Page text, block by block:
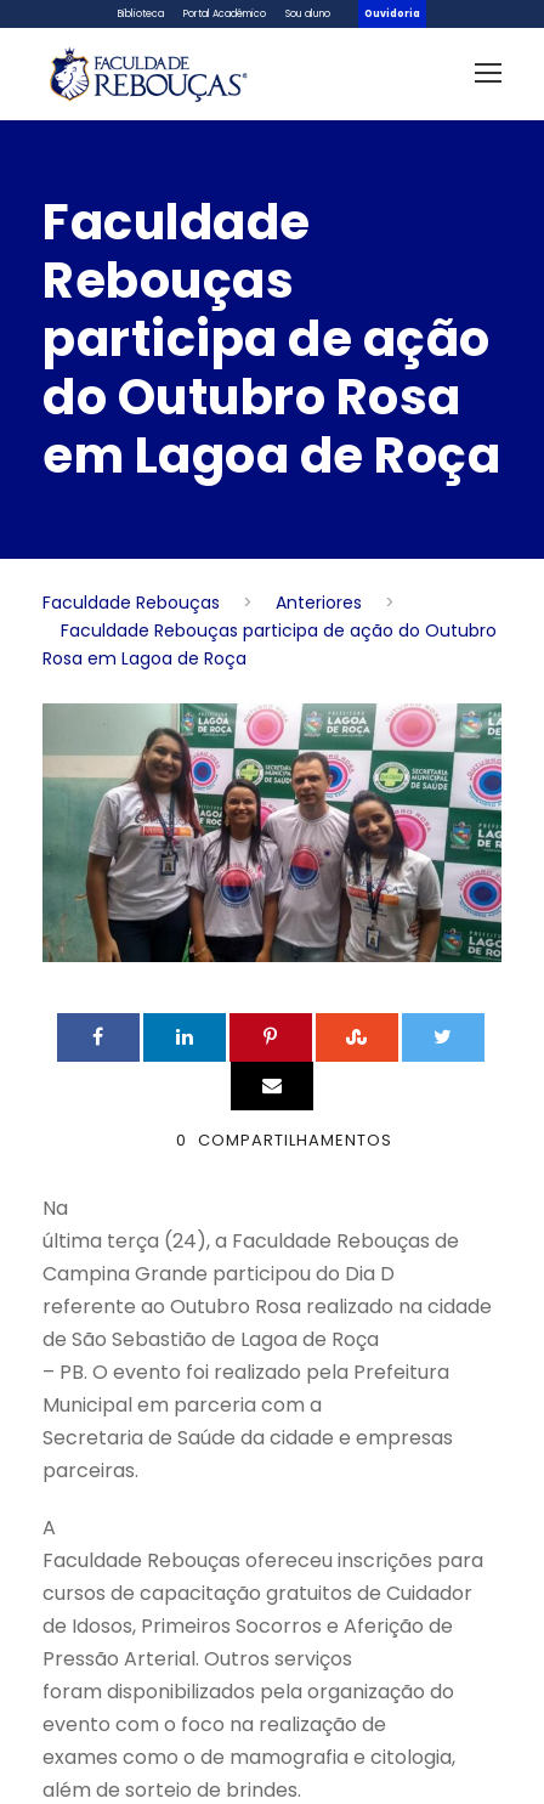
Biblioteca Portal Acadêmico Sou aluno Ouvidoria
Faculdade
Rebouças
participa de ação
do Outubro Rosa
em Lagoa de Roça
Faculdade Rebouças > Anteriores
>
Faculdade Rebouças participa de ação do Outubro
Rosa em Lagoa de Roça
0 COMPARTILHAMENTOS
Na
última terça (24), a Faculdade Rebouças de
Campina Grande participou do Dia D
referente ao Outubro Rosa realizado na cidade
de São Sebastião de Lagoa de Roça
– PB. O evento foi realizado pela Prefeitura
Municipal em parceria com a
Secretaria de Saúde da cidade e empresas
parceiras.
A
Faculdade Rebouças ofereceu inscrições para
cursos de capacitação gratuitos de Cuidador
de Idosos, Primeiros Socorros e Aferição de
Pressão Arterial. Outros serviços
foram disponibilizados pela organização do
evento com o foco na realização de
exames como o de mamografia e citologia,
além de sorteio de brindes.